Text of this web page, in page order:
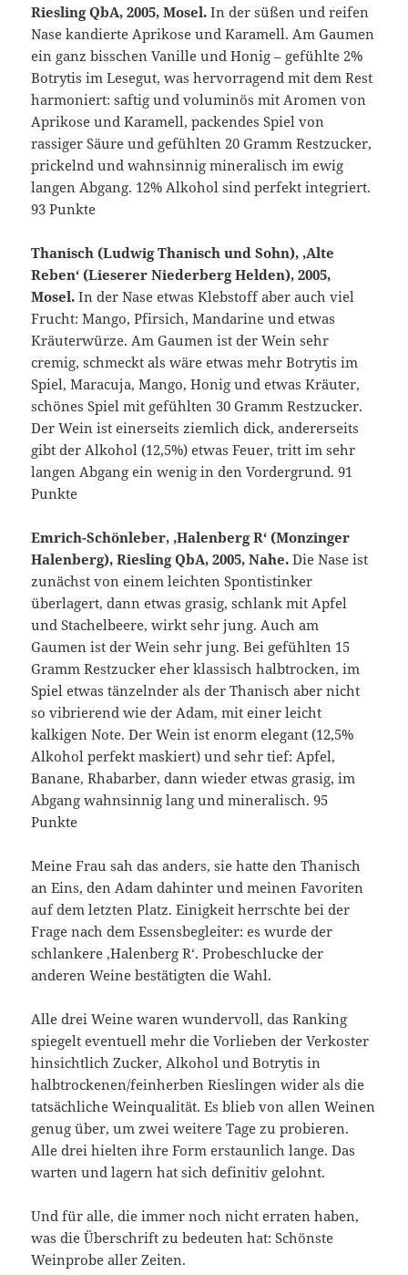
Riesling QbA, 2005, Mosel. In der süßen und reifen
Nase kandierte Aprikose und Karamell. Am Gaumen
ein ganz bisschen Vanille und Honig – gefühlte 2%
Botrytis im Lesegut, was hervorragend mit dem Rest
harmoniert: saftig und voluminös mit Aromen von
Aprikose und Karamell, packendes Spiel von
rassiger Säure und gefühlten 20 Gramm Restzucker,
prickelnd und wahnsinnig mineralisch im ewig
langen Abgang. 12% Alkohol sind perfekt integriert.
93 Punkte
Thanisch (Ludwig Thanisch und Sohn), ‚Alte
Reben‘ (Lieserer Niederberg Helden), 2005,
Mosel. In der Nase etwas Klebstoff aber auch viel
Frucht: Mango, Pfirsich, Mandarine und etwas
Kräuterwürze. Am Gaumen ist der Wein sehr
cremig, schmeckt als wäre etwas mehr Botrytis im
Spiel, Maracuja, Mango, Honig und etwas Kräuter,
schönes Spiel mit gefühlten 30 Gramm Restzucker.
Der Wein ist einerseits ziemlich dick, andererseits
gibt der Alkohol (12,5%) etwas Feuer, tritt im sehr
langen Abgang ein wenig in den Vordergrund. 91
Punkte
Emrich-Schönleber, ‚Halenberg R‘ (Monzinger
Halenberg), Riesling QbA, 2005, Nahe. Die Nase ist
zunächst von einem leichten Spontistinker
überlagert, dann etwas grasig, schlank mit Apfel
und Stachelbeere, wirkt sehr jung. Auch am
Gaumen ist der Wein sehr jung. Bei gefühlten 15
Gramm Restzucker eher klassisch halbtrocken, im
Spiel etwas tänzelnder als der Thanisch aber nicht
so vibrierend wie der Adam, mit einer leicht
kalkigen Note. Der Wein ist enorm elegant (12,5%
Alkohol perfekt maskiert) und sehr tief: Apfel,
Banane, Rhabarber, dann wieder etwas grasig, im
Abgang wahnsinnig lang und mineralisch. 95
Punkte
Meine Frau sah das anders, sie hatte den Thanisch
an Eins, den Adam dahinter und meinen Favoriten
auf dem letzten Platz. Einigkeit herrschte bei der
Frage nach dem Essensbegleiter: es wurde der
schlankere ‚Halenberg R‘. Probeschlucke der
anderen Weine bestätigten die Wahl.
Alle drei Weine waren wundervoll, das Ranking
spiegelt eventuell mehr die Vorlieben der Verkoster
hinsichtlich Zucker, Alkohol und Botrytis in
halbtrockenen/feinherben Rieslingen wider als die
tatsächliche Weinqualität. Es blieb von allen Weinen
genug über, um zwei weitere Tage zu probieren.
Alle drei hielten ihre Form erstaunlich lange. Das
warten und lagern hat sich definitiv gelohnt.
Und für alle, die immer noch nicht erraten haben,
was die Überschrift zu bedeuten hat: Schönste
Weinprobe aller Zeiten.